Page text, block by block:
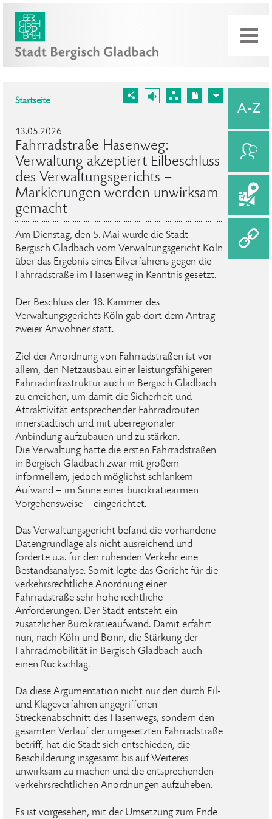
Startseite
13.05.2026
Fahrradstraße Hasenweg:
Verwaltung akzeptiert Eilbeschluss
des Verwaltungsgerichts –
Markierungen werden unwirksam
gemacht
Am Dienstag, den 5. Mai wurde die Stadt
Bergisch Gladbach vom Verwaltungsgericht Köln
über das Ergebnis eines Eilverfahrens gegen die
Fahrradstraße im Hasenweg in Kenntnis gesetzt.
Der Beschluss der 18. Kammer des
Verwaltungsgerichts Köln gab dort dem Antrag
zweier Anwohner statt.
Ziel der Anordnung von Fahrradstraßen ist vor
allem, den Netzausbau einer leistungsfähigeren
Fahrradinfrastruktur auch in Bergisch Gladbach
zu erreichen, um damit die Sicherheit und
Attraktivität entsprechender Fahrradrouten
innerstädtisch und mit überregionaler
Anbindung aufzubauen und zu stärken.
Die Verwaltung hatte die ersten Fahrradstraßen
in Bergisch Gladbach zwar mit großem
informellem, jedoch möglichst schlankem
Aufwand – im Sinne einer bürokratiearmen
Vorgehensweise – eingerichtet.
Das Verwaltungsgericht befand die vorhandene
Datengrundlage als nicht ausreichend und
forderte u.a. für den ruhenden Verkehr eine
Bestandsanalyse. Somit legte das Gericht für die
verkehrsrechtliche Anordnung einer
Fahrradstraße sehr hohe rechtliche
Anforderungen. Der Stadt entsteht ein
zusätzlicher Bürokratieaufwand. Damit erfährt
nun, nach Köln und Bonn, die Stärkung der
Fahrradmobilität in Bergisch Gladbach auch
einen Rückschlag.
Da diese Argumentation nicht nur den durch Eil-
und Klageverfahren angegriffenen
Streckenabschnitt des Hasenwegs, sondern den
gesamten Verlauf der umgesetzten Fahrradstraße
betriff, hat die Stadt sich entschieden, die
Beschilderung insgesamt bis auf Weiteres
unwirksam zu machen und die entsprechenden
verkehrsrechtlichen Anordnungen aufzuheben.
Es ist vorgesehen, mit der Umsetzung zum Ende